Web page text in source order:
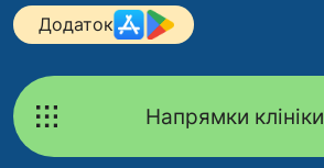
Додаток
Напрямки клініки